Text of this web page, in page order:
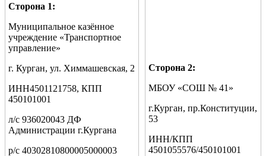
Сторона 1:
Муниципальное казённое
учреждение «Транспортное
управление»
г. Курган, ул. Химмашевская, 2
ИНН4501121758, КПП
450101001
л/с 936020043 ДФ
Администрации г.Кургана
р/с 40302810800005000003
Сторона 2:
МБОУ «СОШ № 41»
г.Курган, пр.Конституции,
53
ИНН/КПП
4501055576/450101001